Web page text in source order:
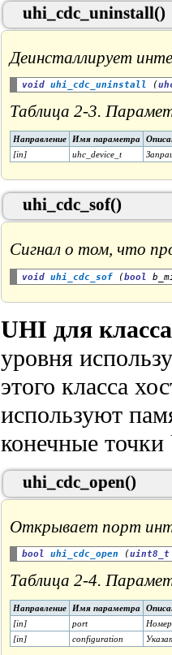
uhi_cdc_uninstall()
Деинсталлирует
void uhi_cdc_uninstall (
Таблица 2-3.
Направление Имя параметра
[in]
uhc_device_t
uhi_cdc_sof()
Сигнал о том, что
void uhi_cdc_sof (bool
UHI для
уровня
этого класса
используют
конечные
uhi_cdc_open()
Открывает порт
bool uhi_cdc_open (uint8_t
Таблица 2-4.
Направление Имя параметра
[in]
port
[in]
configuration